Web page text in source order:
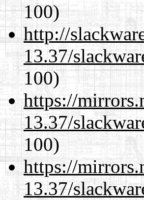
100)
http://
13.37/
100)
https://
13.37/
100)
https://
13.37/